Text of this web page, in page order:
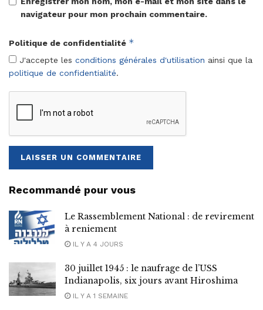
navigateur pour mon prochain commentaire.
Politique de confidentialité *
J'accepte les conditions générales d'utilisation ainsi que la
politique de confidentialité.
Recommandé pour vous
Le Rassemblement National : de revirement
à reniement
IL Y A 4 JOURS
30 juillet 1945 : le naufrage de l’USS
Indianapolis, six jours avant Hiroshima
IL Y A 1 SEMAINE